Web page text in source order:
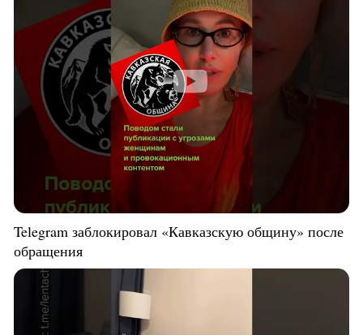
Telegram заблокировал «Кавказскую общину» после
обращения